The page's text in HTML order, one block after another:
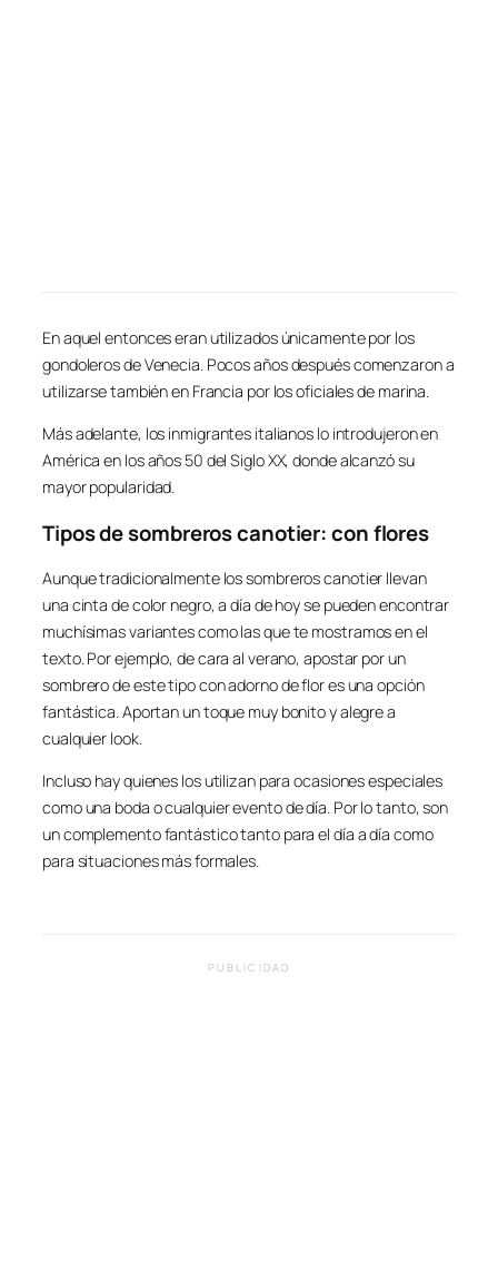
En aquel entonces eran utilizados únicamente por los
gondoleros de Venecia. Pocos años después comenzaron a
utilizarse también en Francia por los oficiales de marina.
Más adelante, los inmigrantes italianos lo introdujeron en
América en los años 50 del Siglo XX, donde alcanzó su
mayor popularidad.
Tipos de sombreros canotier: con flores
Aunque tradicionalmente los sombreros canotier llevan
una cinta de color negro, a día de hoy se pueden encontrar
muchísimas variantes como las que te mostramos en el
texto. Por ejemplo, de cara al verano, apostar por un
sombrero de este tipo con adorno de flor es una opción
fantástica. Aportan un toque muy bonito y alegre a
cualquier look.
Incluso hay quienes los utilizan para ocasiones especiales
como una boda o cualquier evento de día. Por lo tanto, son
un complemento fantástico tanto para el día a día como
para situaciones más formales.
PUBLICIDAD